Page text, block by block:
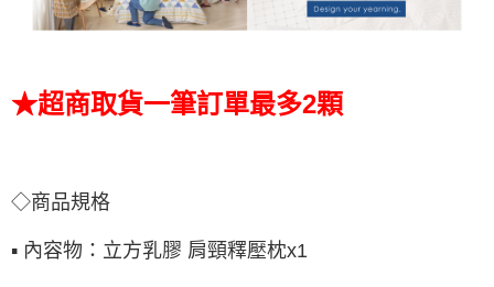
★超商取貨一筆訂單最多2顆
◇商品規格
▪ 內容物：立方乳膠 肩頸釋壓枕x1